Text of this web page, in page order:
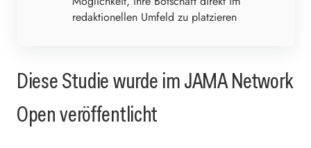
redaktionellen Umfeld zu platzieren
Diese Studie wurde im JAMA Network
Open veröffentlicht